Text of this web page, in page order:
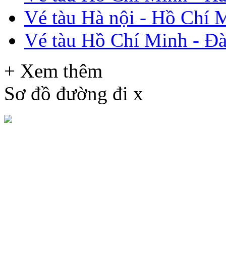
Vé tàu Hà nội - Hồ Chí
Vé tàu Hồ Chí Minh -
+ Xem thêm
Sơ đồ đường đi x